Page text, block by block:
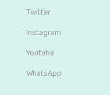
Twitter
Instagram
Youtube
WhatsApp